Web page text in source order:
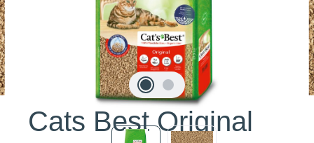
Cats Best Original